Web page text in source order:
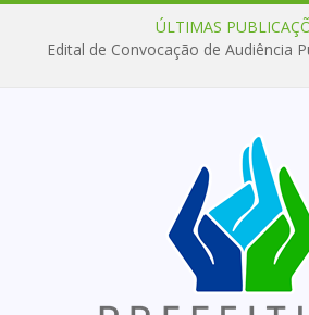
ÚLTIMAS
Edital de Convocação de Audiência